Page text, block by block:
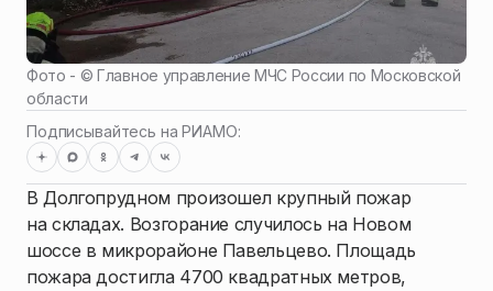
Фото - ©Главное управление МЧС России по Московской
области
Подписывайтесь на РИАМО:
В Долгопрудном произошел крупный пожар
на складах. Возгорание случилось на Новом
шоссе в микрорайоне Павельцево. Площадь
пожара достигла 4700 квадратных метров,